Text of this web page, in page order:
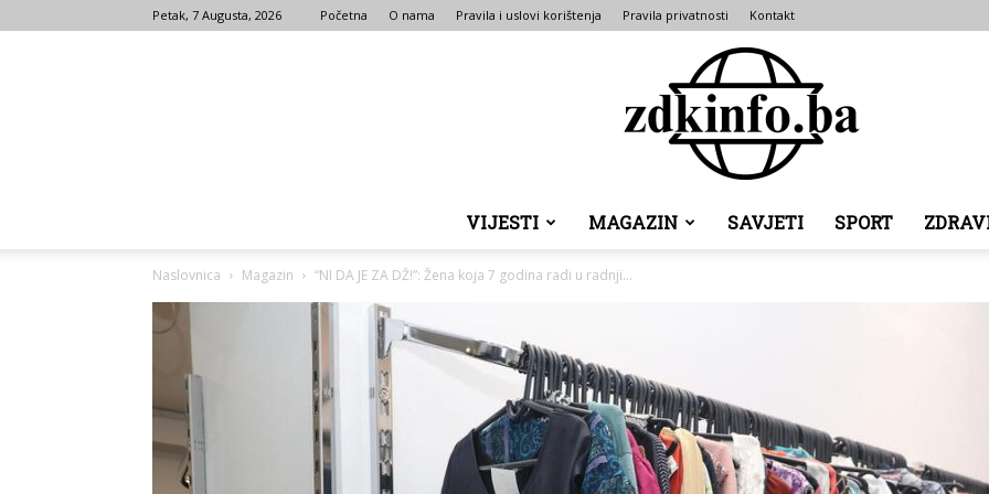
Petak, 7 Augusta, 2026 Početna O nama Pravila i uslovi korištenja Pravila privatnosti Kontakt
INFO
VIJESTI MAGAZIN SAVJETI SPORT
Naslovnica Magazin “NI DA JE ZA DŽ!”: Žena koja 7 godina radi u radnji...